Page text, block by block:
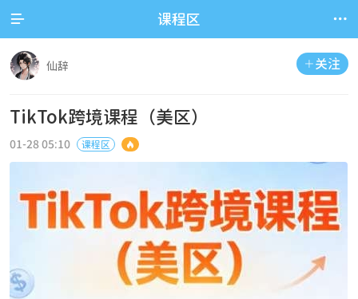
 课程区 
 关注
仙辞
TikTok跨境课程（美区）
01-28 05:10 课程区 